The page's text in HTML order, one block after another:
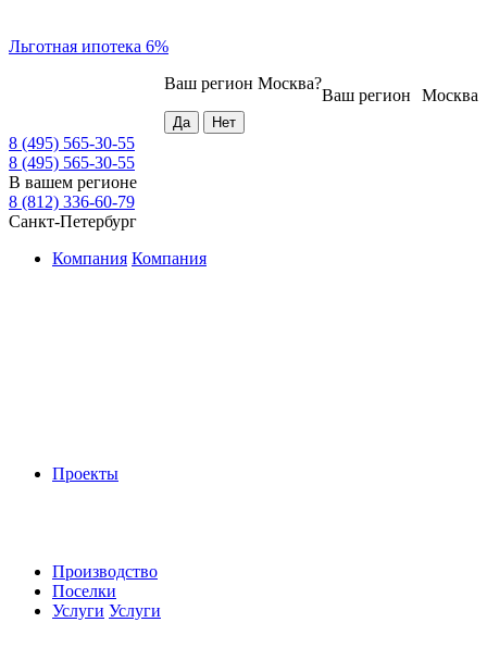
Льготная ипотека 6%
Москва
Ваш регион
Ваш регион Москва?
8 (495) 565-30-55
8 (495) 565-30-55
В вашем регионе
8 (812) 336-60-79
Санкт-Петербург
Компания Компания
Проекты
Производство
Поселки
Услуги Услуги